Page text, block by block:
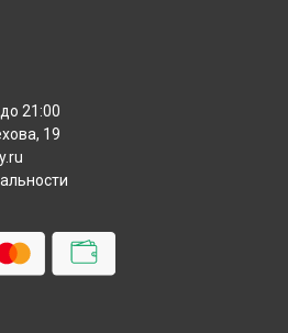
6721 SHX Candy в
6721 SHX Candy в
6721 SHX Candy в
6721 SHX Candy в
6721 SHX Candy в
21:00
19